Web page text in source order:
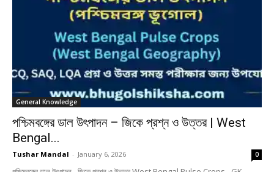
General Knowledge
পশ্চিমবঙ্গের ডাল উৎপাদন – জিকে প্রশ্ন ও উত্তর | West
Bengal...
Tushar Mandal - January 6, 2026 0